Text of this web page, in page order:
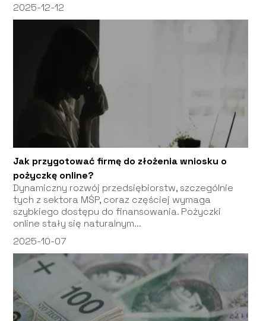
2025-12-12
Jak przygotować firmę do złożenia wniosku o
pożyczkę online?
Dynamiczny rozwój przedsiębiorstw, szczególnie
tych z sektora MŚP, coraz częściej wymaga
szybkiego dostępu do finansowania. Pożyczki
online stały się naturalnym...
2025-10-07